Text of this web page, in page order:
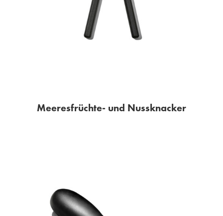
Meeresfrüchte- und Nussknacker